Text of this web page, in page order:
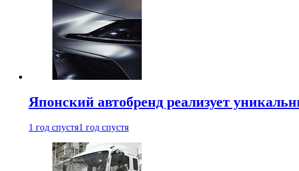
Японский автобренд реализует
1 год спустя1 год спустя